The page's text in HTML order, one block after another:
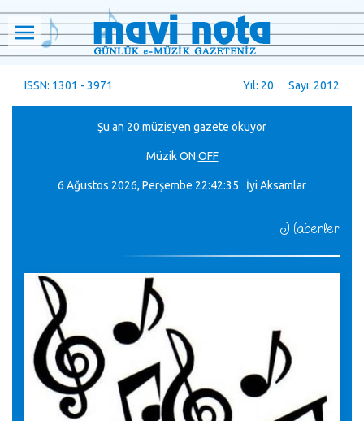
ISSN: 1301 - 3971 Yıl: 20 Sayı: 2012
Şu an 20 müzisyen gazete okuyor
MüzikON OFF
6 Ağustos 2026, Perşembe 22:42:37 İyi Aksamlar
Haberler